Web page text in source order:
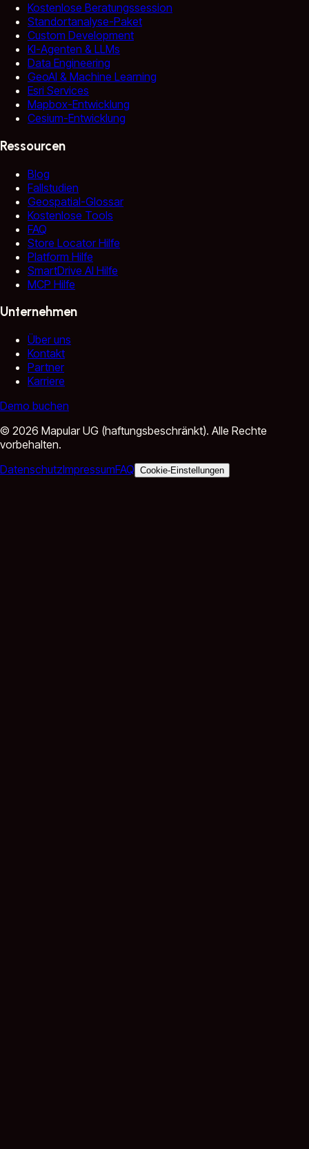
Kostenlose Beratungssession
Standortanalyse-Paket
Custom Development
KI-Agenten & LLMs
Data Engineering
GeoAI & Machine Learning
Esri Services
Mapbox-Entwicklung
Cesium-Entwicklung
Ressourcen
Blog
Fallstudien
Geospatial-Glossar
Kostenlose Tools
FAQ
Store Locator Hilfe
Platform Hilfe
SmartDrive AI Hilfe
MCP Hilfe
Unternehmen
Über uns
Kontakt
Partner
Karriere
Demo buchen
© 2026 Mapular UG (haftungsbeschränkt). Alle Rechte
vorbehalten.
DatenschutzImpressumFAQ Cookie-Einstellungen